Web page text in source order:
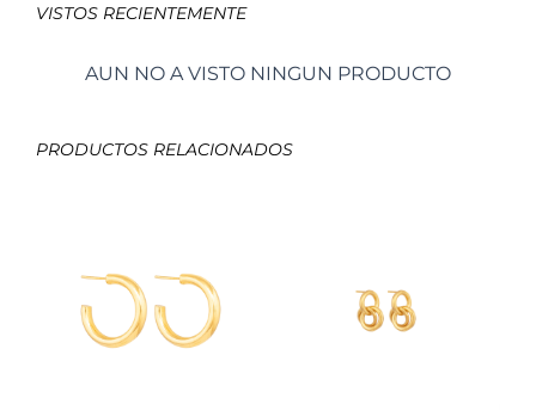
VISTOS RECIENTEMENTE
AUN NO A VISTO NINGUN PRODUCTO
PRODUCTOS RELACIONADOS